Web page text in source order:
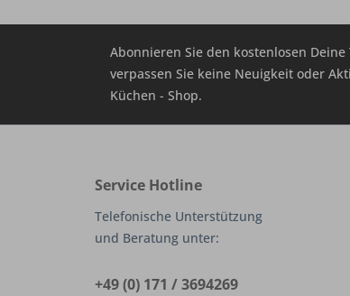
Abonnieren Sie den kostenlosen
verpassen Sie keine Neuigkeit oder
Küchen - Shop.
Service Hotline
Telefonische Unterstützung
und Beratung unter:
+49 (0) 171 / 3694269